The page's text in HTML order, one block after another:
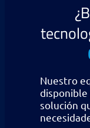
Nuestro
disponible
solución